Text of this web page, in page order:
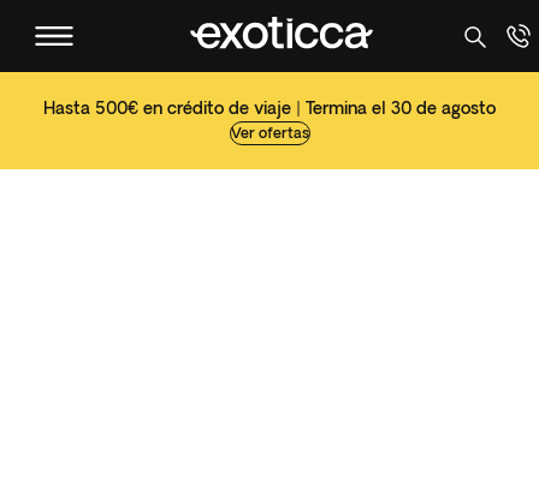
Hasta 500€ en crédito de viaje | Termina el 30 de agosto
Ver ofertas